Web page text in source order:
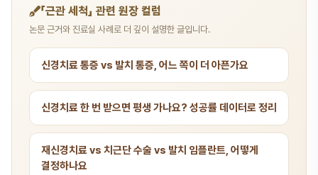
「근관 세척」 관련 원장 컬럼
논문 근거와 진료실 사례로 더 깊이 설명한 글입니다.
신경치료 통증 vs 발치 통증, 어느 쪽이 더 아픈가요
신경치료 한 번 받으면 평생 가나요? 성공률 데이터로 정리
재신경치료 vs 치근단 수술 vs 발치 임플란트, 어떻게
결정하나요